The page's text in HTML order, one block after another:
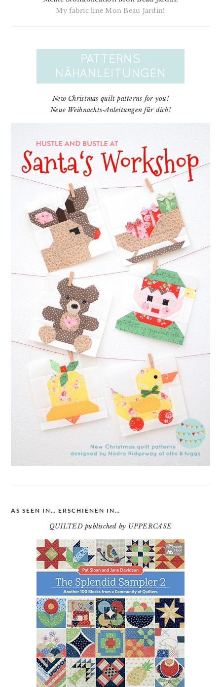
My fabric line Mon Beau Jardin!
New Christmas quilt patterns for you!
Neue Weihnachts-Anleitungen für dich!
AS SEEN IN… ERSCHIENEN IN…
QUILTED publisched by UPPERCASE